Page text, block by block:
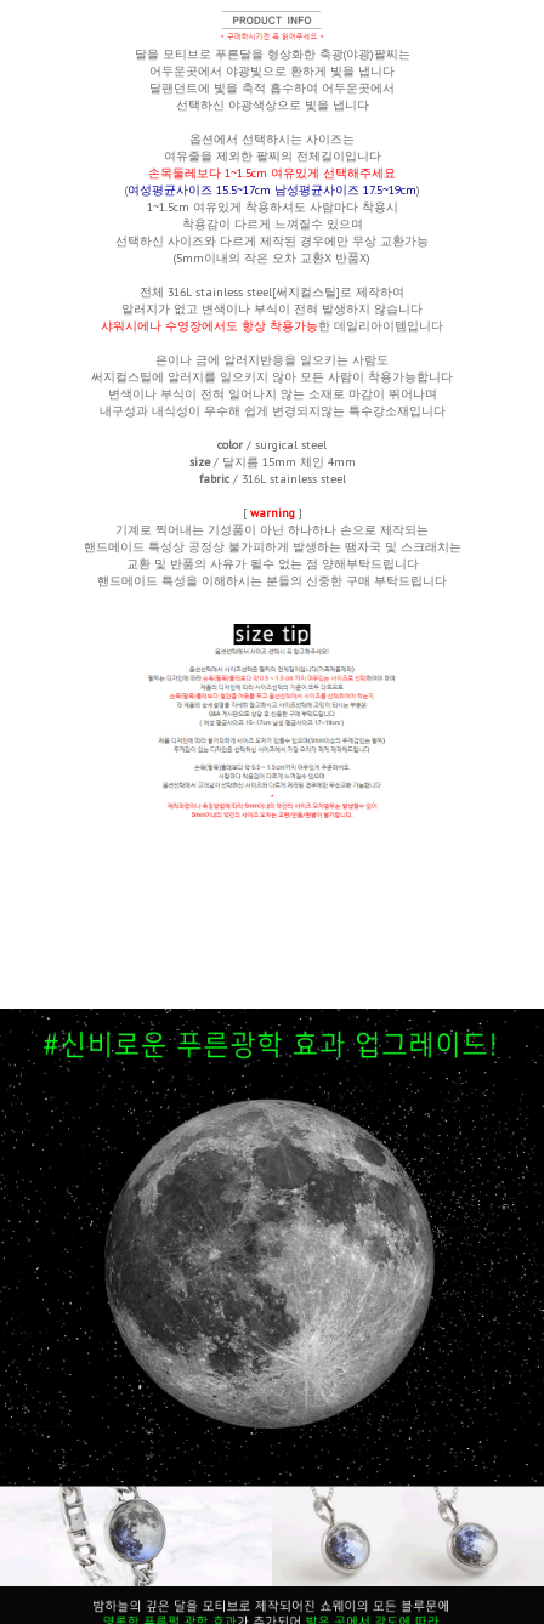
달을 모티브로 푸른달을 형상화한 축광(야광)팔찌는
어두운곳에서 야광빛으로 환하게 빛을 냅니다
달팬던트에 빛을 축적 흡수하여 어두운곳에서
선택하신 야광색상으로 빛을 냅니다
옵션에서 선택하시는 사이즈는
여유줄을 제외한 팔찌의 전체길이입니다
손목둘레보다 1~1.5cm 여유있게 선택해주세요
(여성평균사이즈 15.5~17cm 남성평균사이즈 17.5~19cm)
1~1.5cm 여유있게 착용하셔도 사람마다 착용시
착용감이 다르게 느껴질수 있으며
선택하신 사이즈와 다르게 제작된 경우에만 무상 교환가능
(5mm이내의 작은 오차 교환X 반품X)
전체 316L stainless steel[써지컬스틸]로 제작하여
알러지가 없고 변색이나 부식이 전혀 발생하지 않습니다
샤워시에나 수영장에서도 항상 착용가능한 데일리아이템입니다
은이나 금에 알러지반응을 일으키는 사람도
써지컬스틸에 알러지를 일으키지 않아 모든 사람이 착용가능합니다
변색이나 부식이 전혀 일어나지 않는 소재로 마감이 뛰어나며
내구성과 내식성이 우수해 쉽게 변경되지않는 특수강소재입니다
color / surgical steel
size/ 달지름 15mm 체인 4mm
fabric/ 316L stainless steel
[ warning ]
기계로 찍어내는 기성품이 아닌 하나하나 손으로 제작되는
핸드메이드 특성상 공정상 불가피하게 발생하는 땜자국 및 스크래치는
교환 및 반품의 사유가 될수 없는 점 양해부탁드립니다
핸드메이드 특성을 이해하시는 분들의 신중한 구매 부탁드립니다